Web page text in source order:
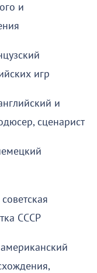
и
игр
и
сценарист
СССР